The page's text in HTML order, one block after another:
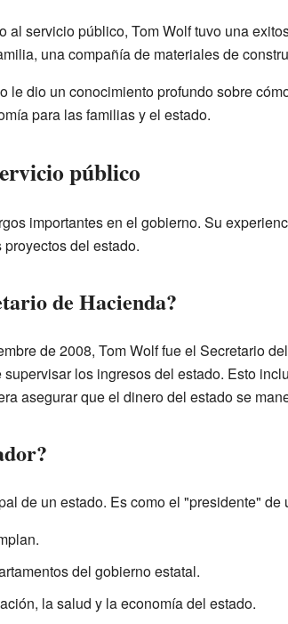
al servicio público, Tom Wolf tuvo una
una compañía de materiales de
le dio un conocimiento profundo sobre
para las familias y el estado.
público
importantes en el gobierno. Su
del estado.
de Hacienda?
de 2008, Tom Wolf fue el Secretario
los ingresos del estado. Esto
asegurar que el dinero del estado se
de un estado. Es como el "presidente"
del gobierno estatal.
la salud y la economía del estado.